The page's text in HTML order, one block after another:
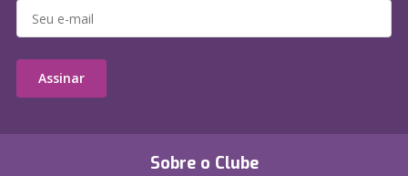
Sobre o Clube
Assinar